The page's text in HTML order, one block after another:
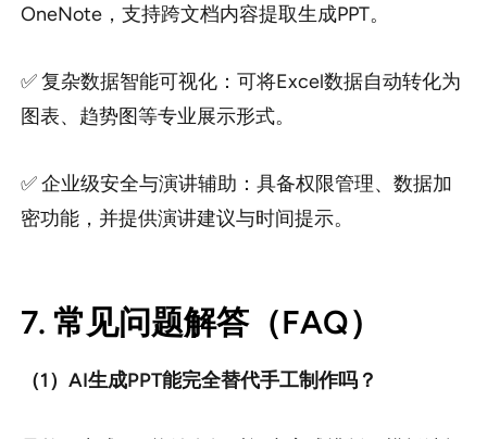
OneNote，支持跨文档内容提取生成PPT。
✅ 复杂数据智能可视化：可将Excel数据自动转化为
图表、趋势图等专业展示形式。
✅ 企业级安全与演讲辅助：具备权限管理、数据加
密功能，并提供演讲建议与时间提示。
7. 常见问题解答（FAQ）
（1）AI生成PPT能完全替代手工制作吗？